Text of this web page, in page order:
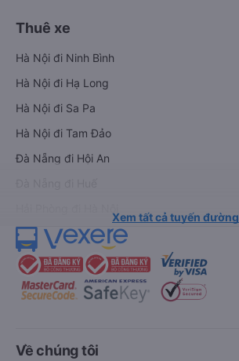
Thuê xe
Hà Nội đi Ninh Bình
Hà Nội đi Hạ Long
Hà Nội đi Sa Pa
Hà Nội đi Tam Đảo
Đà Nẵng đi Hội An
Xem tất cả tuyến đường
Về chúng tôi